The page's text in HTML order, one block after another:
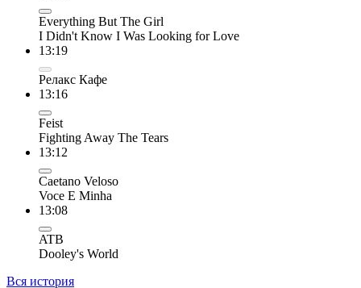
Everything But The Girl
I Didn't Know I Was Looking for Love
13:19
Релакс Кафе
13:16
Feist
Fighting Away The Tears
13:12
Caetano Veloso
Voce E Minha
13:08
ATB
Dooley's World
Вся история